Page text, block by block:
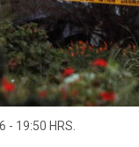
- 19:50 HRS.